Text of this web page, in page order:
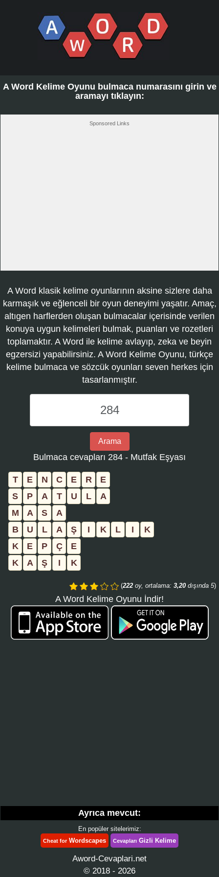
A Word Kelime Oyunu bulmaca numarasını girin ve
aramayı tıklayın:
Sponsored Links
A Word klasik kelime oyunlarının aksine sizlere daha
karmaşık ve eğlenceli bir oyun deneyimi yaşatır. Amaç,
altıgen harflerden oluşan bulmacalar içerisinde verilen
konuya uygun kelimeleri bulmak, puanları ve rozetleri
toplamaktır. A Word ile kelime avlayıp, zeka ve beyin
egzersizi yapabilirsiniz. A Word Kelime Oyunu, türkçe
kelime bulmaca ve sözcük oyunları seven herkes için
tasarlanmıştır.
Word
Kelime
Oyunu
bulmaca
girin
ve
aramayı
Arama
Bulmaca cevapları 284 - Mutfak Eşyası
T E N C E R
E
S
P A T U L
A
M
A S
A
B
U L A Ş I K L I
K
K
E P Ç
E
K
A Ş I K
(222 oy, ortalama: 3,20 dışında 5)
A Word Kelime Oyunu İndir!
Ayrıca mevcut:
En popüler sitelerimiz:
Cheat forWordscapes Cevapları Gizli Kelime
Aword-Cevaplari.net
© 2018 - 2026